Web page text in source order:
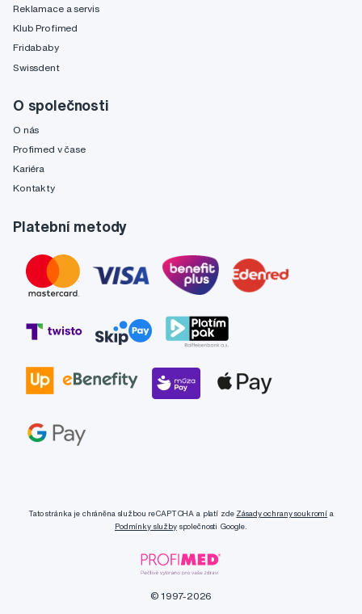
Reklamace a servis
Klub Profimed
Fridababy
Swissdent
O společnosti
O nás
Profimed v čase
Kariéra
Kontakty
Platební metody
Tato stránka je chráněna službou reCAPTCHA a platí zde Zásady ochrany soukromí a
Podmínky službyspolečnosti Google.
© 1997-2026